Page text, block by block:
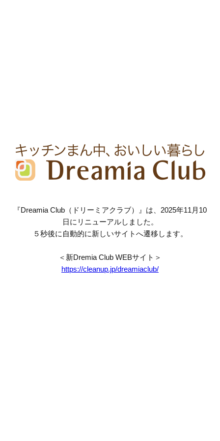
『Dreamia Club（ドリーミアクラブ）』は、2025年11月10
日にリニューアルしました。
５秒後に自動的に新しいサイトへ遷移します。
＜新Dremia Club WEBサイト＞
https://cleanup.jp/dreamiaclub/